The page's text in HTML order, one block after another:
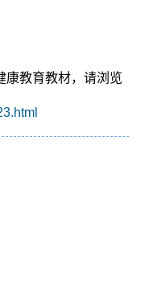
康教育教材，请浏览